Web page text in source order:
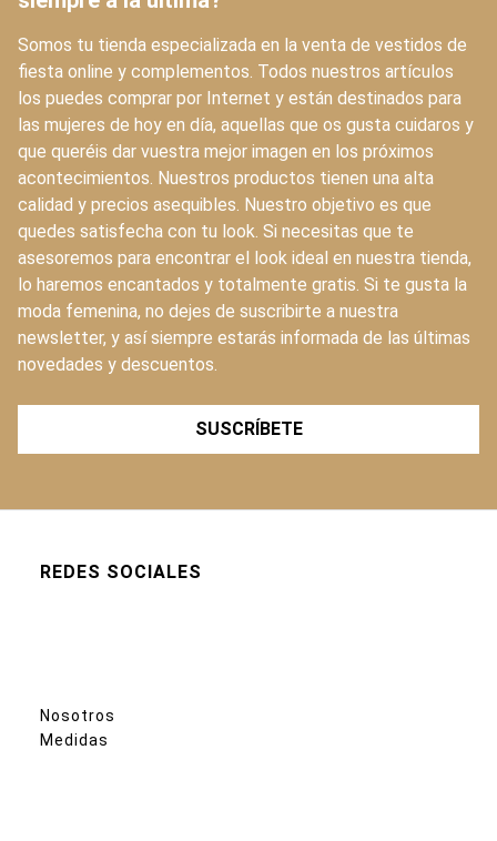
Somos tu tienda especializada en la venta de vestidos de
fiesta online y complementos. Todos nuestros artículos
los puedes comprar por Internet y están destinados para
las mujeres de hoy en día, aquellas que os gusta cuidaros y
que queréis dar vuestra mejor imagen en los próximos
acontecimientos. Nuestros productos tienen una alta
calidad y precios asequibles. Nuestro objetivo es que
quedes satisfecha con tu look. Si necesitas que te
asesoremos para encontrar el look ideal en nuestra tienda,
lo haremos encantados y totalmente gratis. Si te gusta la
moda femenina, no dejes de suscribirte a nuestra
newsletter, y así siempre estarás informada de las últimas
novedades y descuentos.
SUSCRÍBETE
REDES SOCIALES
Nosotros
Medidas